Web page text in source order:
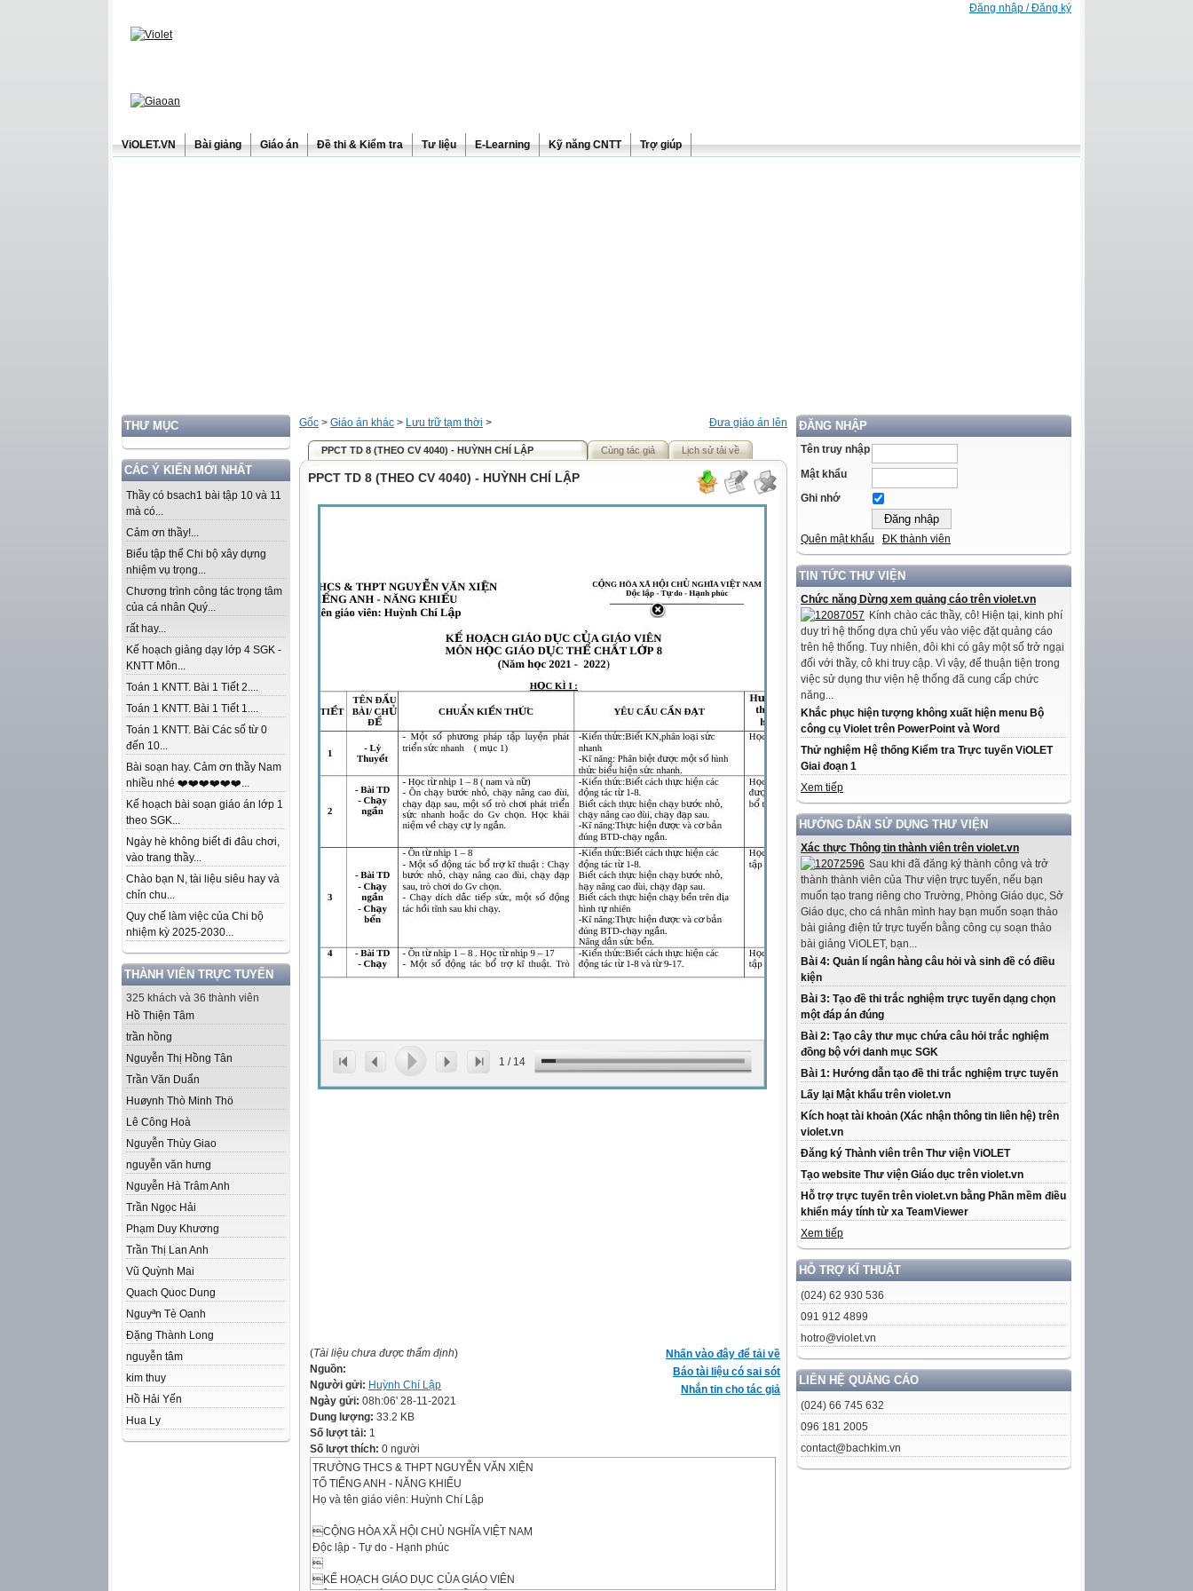
Đăng nhập / Đăng ký
ViOLET.VN Bài giảng Giáo án Đề thi & Kiểm tra Tư liệu E-Learning Kỹ năng CNTT Trợ giúp
THƯ MỤC
CÁC Ý KIẾN MỚI NHẤT
Thầy có bsach1 bài tập 10 và 11
mà có...
Cảm ơn thầy!...
Biểu tập thể Chi bộ xây dựng
nhiệm vụ trọng...
Chương trình công tác trọng tâm
của cá nhân Quý...
rất hay...
Kế hoạch giảng dạy lớp 4 SGK -
KNTT Môn...
Toán 1 KNTT. Bài 1 Tiết 2....
Toán 1 KNTT. Bài 1 Tiết 1....
Toán 1 KNTT. Bài Các số từ 0
đến 10...
Bài soạn hay. Cảm ơn thầy Nam
nhiều nhé ❤️❤️❤️❤️❤️❤️...
Kế hoạch bài soạn giáo án lớp 1
theo SGK...
Ngày hè không biết đi đâu chơi,
vào trang thầy...
Chào bạn N, tài liệu siêu hay và
chỉn chu...
Quy chế làm việc của Chi bộ
nhiệm kỳ 2025-2030...
THÀNH VIÊN TRỰC TUYẾN
325 khách và 36 thành viên
Hồ Thiện Tâm
trần hồng
Nguyễn Thị Hồng Tân
Trần Văn Duẩn
Huøynh Thò Minh Thö
Lê Công Hoà
Nguyễn Thùy Giao
nguyễn văn hưng
Nguyễn Hà Trâm Anh
Trần Ngọc Hải
Phạm Duy Khương
Trần Thị Lan Anh
Vũ Quỳnh Mai
Quach Quoc Dung
Nguyªn Tè Oanh
Đặng Thành Long
nguyễn tâm
kim thuy
Hồ Hải Yến
Hua Ly
ĐĂNG NHẬP
Tên truy nhập
Mật khẩu
Ghi nhớ
Quên mật khẩu ĐK thành viên
TIN TỨC THƯ VIỆN
Chức năng Dừng xem quảng cáo trên violet.vn
Kính chào các thầy, cô! Hiện tại, kinh phí
duy trì hệ thống dựa chủ yếu vào việc đặt quảng cáo
trên hệ thống. Tuy nhiên, đôi khi có gây một số trở ngại
đối với thầy, cô khi truy cập. Vì vậy, để thuận tiện trong
việc sử dụng thư viện hệ thống đã cung cấp chức
năng...
Khắc phục hiện tượng không xuất hiện menu Bộ
công cụ Violet trên PowerPoint và Word
Thử nghiệm Hệ thống Kiểm tra Trực tuyến ViOLET
Giai đoạn 1
Xem tiếp
HƯỚNG DẪN SỬ DỤNG THƯ VIỆN
Xác thực Thông tin thành viên trên violet.vn
Sau khi đã đăng ký thành công và trở
thành thành viên của Thư viện trực tuyến, nếu bạn
muốn tạo trang riêng cho Trường, Phòng Giáo dục, Sở
Giáo dục, cho cá nhân mình hay bạn muốn soạn thảo
bài giảng điện tử trực tuyến bằng công cụ soạn thảo
bài giảng ViOLET, bạn...
Bài 4: Quản lí ngân hàng câu hỏi và sinh đề có điều
kiện
Bài 3: Tạo đề thi trắc nghiệm trực tuyến dạng chọn
một đáp án đúng
Bài 2: Tạo cây thư mục chứa câu hỏi trắc nghiệm
đồng bộ với danh mục SGK
Bài 1: Hướng dẫn tạo đề thi trắc nghiệm trực tuyến
Lấy lại Mật khẩu trên violet.vn
Kích hoạt tài khoản (Xác nhận thông tin liên hệ) trên
violet.vn
Đăng ký Thành viên trên Thư viện ViOLET
Tạo website Thư viện Giáo dục trên violet.vn
Hỗ trợ trực tuyến trên violet.vn bằng Phần mềm điều
khiển máy tính từ xa TeamViewer
Xem tiếp
HỖ TRỢ KĨ THUẬT
(024) 62 930 536
091 912 4899
hotro@violet.vn
LIÊN HỆ QUẢNG CÁO
(024) 66 745 632
096 181 2005
contact@bachkim.vn
Đưa giáo án lên
Gốc > Giáo án khác > Lưu trữ tạm thời >
PPCT TD 8 (THEO CV 4040) - HUỲNH CHÍ LẬP Cùng tác giả Lịch sử tải về
PPCT TD 8 (THEO CV 4040) - HUỲNH CHÍ LẬP
1 / 14
Nhấn vào đây để tải về
Báo tài liệu có sai sót
Nhắn tin cho tác giả
(Tài liệu chưa được thẩm định)
Nguồn:
Người gửi: Huỳnh Chí Lập
Ngày gửi: 08h:06' 28-11-2021
Dung lượng: 33.2 KB
Số lượt tải: 1
Số lượt thích: 0 người
TRƯỜNG THCS & THPT NGUYỄN VĂN XIỆN
TỔ TIẾNG ANH - NĂNG KHIẾU
Họ và tên giáo viên: Huỳnh Chí Lập
CỘNG HÒA XÃ HỘI CHỦ NGHĨA VIỆT NAM
Độc lập - Tự do - Hạnh phúc

KẾ HOẠCH GIÁO DỤC CỦA GIÁO VIÊN